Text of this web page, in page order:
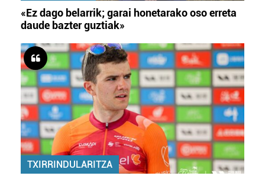
«Ez dago belarrik; garai honetarako oso erreta
daude bazter guztiak»
TXIRRINDULARITZA